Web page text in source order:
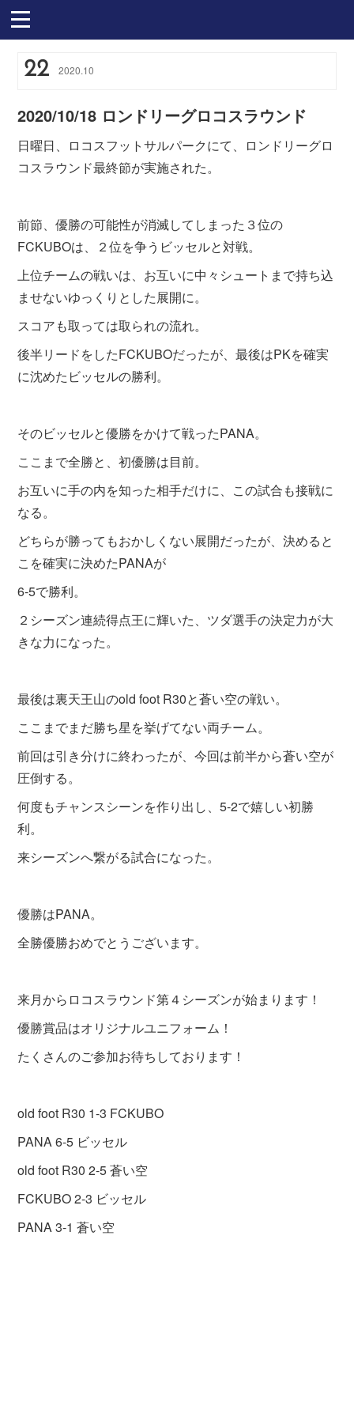
22 2020.10
2020/10/18 ロンドリーグロコスラウンド
日曜日、ロコスフットサルパークにて、ロンドリーグロ
コスラウンド最終節が実施された。
前節、優勝の可能性が消滅してしまった３位の
FCKUBOは、２位を争うビッセルと対戦。
上位チームの戦いは、お互いに中々シュートまで持ち込
ませないゆっくりとした展開に。
スコアも取っては取られの流れ。
後半リードをしたFCKUBOだったが、最後はPKを確実
に沈めたビッセルの勝利。
そのビッセルと優勝をかけて戦ったPANA。
ここまで全勝と、初優勝は目前。
お互いに手の内を知った相手だけに、この試合も接戦に
なる。
どちらが勝ってもおかしくない展開だったが、決めると
こを確実に決めたPANAが
6-5で勝利。
２シーズン連続得点王に輝いた、ツダ選手の決定力が大
きな力になった。
最後は裏天王山のold foot R30と蒼い空の戦い。
ここまでまだ勝ち星を挙げてない両チーム。
前回は引き分けに終わったが、今回は前半から蒼い空が
圧倒する。
何度もチャンスシーンを作り出し、5-2で嬉しい初勝
利。
来シーズンへ繋がる試合になった。
優勝はPANA。
全勝優勝おめでとうございます。
来月からロコスラウンド第４シーズンが始まります！
優勝賞品はオリジナルユニフォーム！
たくさんのご参加お待ちしております！
old foot R30 1-3 FCKUBO
PANA 6-5 ビッセル
old foot R30 2-5 蒼い空
FCKUBO 2-3 ビッセル
PANA 3-1 蒼い空